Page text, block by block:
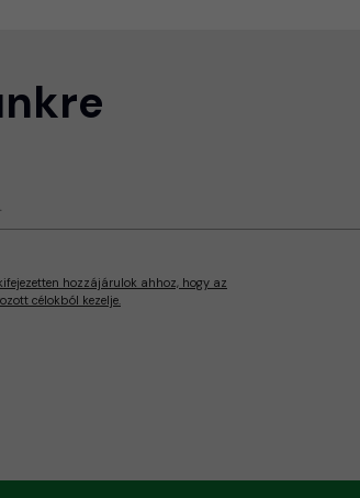
hozzájárulok ahhoz, hogy az
célokból kezelje.